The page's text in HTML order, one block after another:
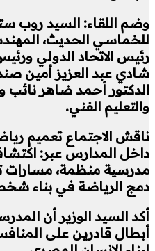
وضم اللقاء: السيد روب
للخماسي الحديث،
رئيس الاتحاد الدولي
شادي عبد العزيز أمين
الدكتور أحمد ضاهر نائب
والتعليم الفني.
ناقش الاجتماع تعميم
داخل المدارس عبر:
مدرسية منظمة، مسارات
دمج الرياضة في بناء
أكد السيد الوزير أن
أبطال قادرين على